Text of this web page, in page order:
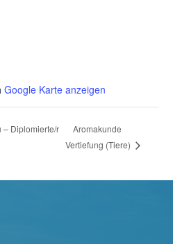
Google Karte anzeigen
– Diplomierte/r
Aromakunde
Vertiefung (Tiere)